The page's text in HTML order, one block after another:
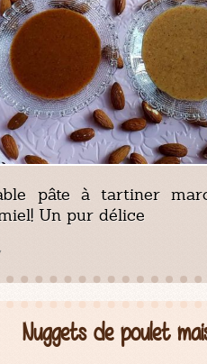
pâte à tartiner
Un pur délice
Nuggets de poulet